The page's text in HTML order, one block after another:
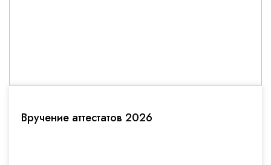
Вручение аттестатов 2026